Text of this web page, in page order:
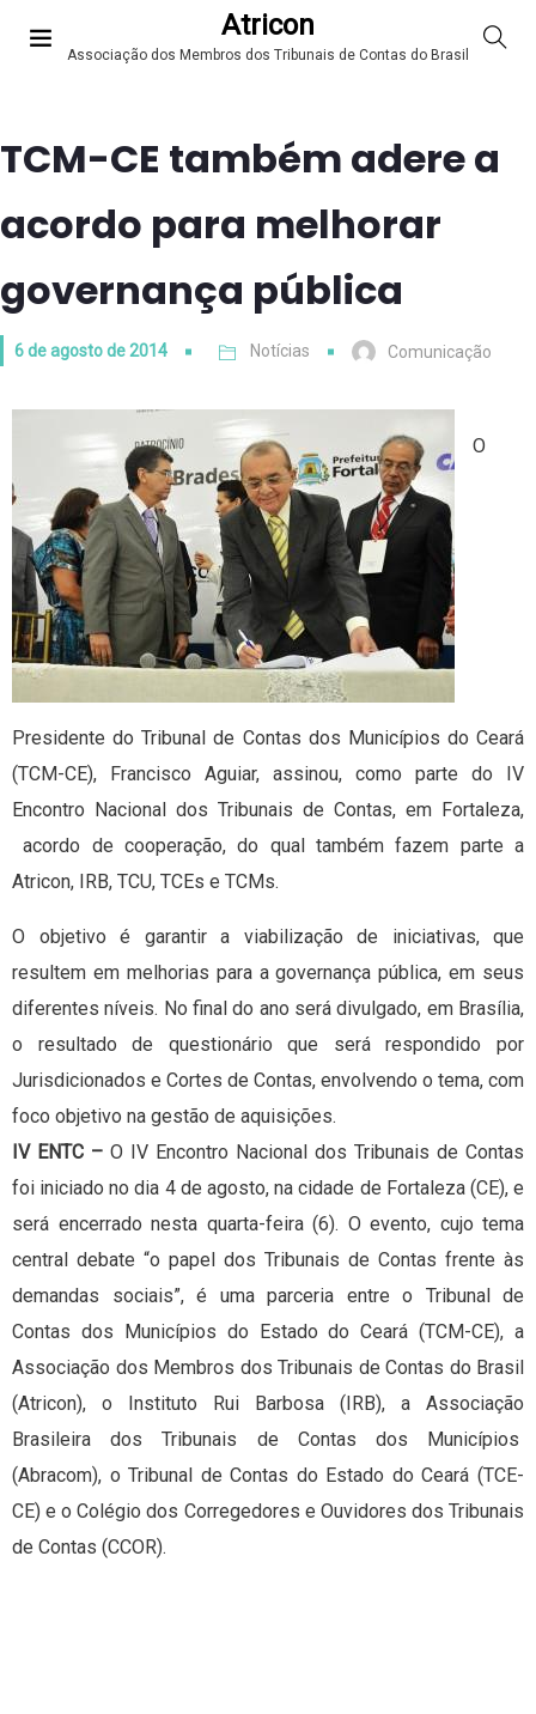
Atricon
Associação dos Membros dos Tribunais de Contas do Brasil
TCM-CE também adere a
acordo para melhorar
governança pública
6 de agosto de 2014 Notícias Comunicação
O
Presidente do Tribunal de Contas dos Municípios do Ceará
(TCM-CE), Francisco Aguiar, assinou, como parte do IV
Encontro Nacional dos Tribunais de Contas, em Fortaleza,
acordo de cooperação, do qual também fazem parte a
Atricon, IRB, TCU, TCEs e TCMs.
O objetivo é garantir a viabilização de iniciativas, que
resultem em melhorias para a governança pública, em seus
diferentes níveis. No final do ano será divulgado, em Brasília,
o resultado de questionário que será respondido por
Jurisdicionados e Cortes de Contas, envolvendo o tema, com
foco objetivo na gestão de aquisições.
IV ENTC – O IV Encontro Nacional dos Tribunais de Contas
foi iniciado no dia 4 de agosto, na cidade de Fortaleza (CE), e
será encerrado nesta quarta-feira (6). O evento, cujo tema
central debate “o papel dos Tribunais de Contas frente às
demandas sociais”, é uma parceria entre o Tribunal de
Contas dos Municípios do Estado do Ceará (TCM-CE), a
Associação dos Membros dos Tribunais de Contas do Brasil
(Atricon), o Instituto Rui Barbosa (IRB), a Associação
Brasileira dos Tribunais de Contas dos Municípios
(Abracom), o Tribunal de Contas do Estado do Ceará (TCE-
CE) e o Colégio dos Corregedores e Ouvidores dos Tribunais
de Contas (CCOR).